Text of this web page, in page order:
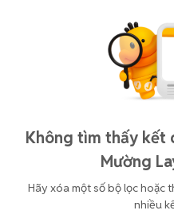
Không tìm thấy kết
Mường
Hãy xóa một số bộ lọc hoặc
nhiều